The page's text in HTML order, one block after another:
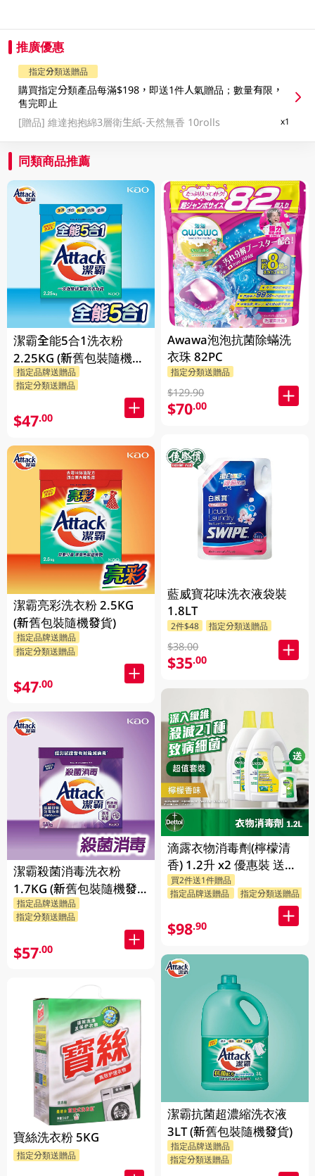
推廣優惠
指定分類送贈品
購買指定分類產品每滿$198，即送1件人氣贈品；數量有限，
售完即止
[贈品]維達抱抱綿3層衛生紙-天然無香 10rolls x1
同類商品推薦
潔霸全能5合1洗衣粉
2.25KG (新舊包裝隨機發
貨)
指定品牌送贈品
指定分類送贈品
$47.00
潔霸亮彩洗衣粉 2.5KG
(新舊包裝隨機發貨)
指定品牌送贈品
指定分類送贈品
$47.00
潔霸殺菌消毒洗衣粉
1.7KG (新舊包裝隨機發
貨)
指定品牌送贈品
指定分類送贈品
$57.00
寶絲洗衣粉 5KG
指定分類送贈品
Awawa泡泡抗菌除蟎洗
衣珠 82PC
指定分類送贈品
$129.90
$70.00
藍威寶花味洗衣液袋裝
1.8LT
2件$48 指定分類送贈品
$38.00
$35.00
滴露衣物消毒劑(檸檬清
香) 1.2升 x2 優惠裝 送贈
品 (贈品隨機發送)
買2件送1件贈品
指定品牌送贈品
指定分類送贈品
$98.90
潔霸抗菌超濃縮洗衣液
3LT (新舊包裝隨機發貨)
指定品牌送贈品
指定分類送贈品